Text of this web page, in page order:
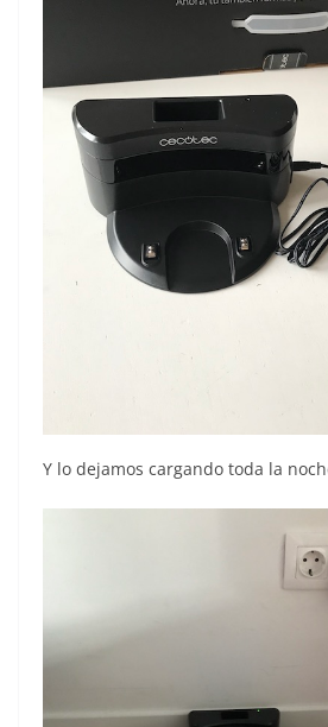
Y lo dejamos cargando toda la